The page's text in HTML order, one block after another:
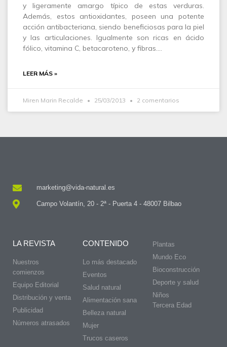
y ligeramente amargo típico de estas verduras.
Además, estos antioxidantes, poseen una potente
acción antibacteriana, siendo beneficiosas para la piel
y las articulaciones. Igualmente son ricas en ácido
fólico, vitamina C, betacaroteno, y fibras.…
LEER MÁS »
Miren Marin Recalde 25/03/2013 2 comentarios
marketing@vida-natural.es
Campo Volantín, 20 - 2ª - Puerta 4 - 48007 Bilbao
LA REVISTA
Nuestros
comienzos
Equipo Editorial
Distribución y venta
Publicidad
Números atrasados
CONTENIDO
Lo más destacado
Eventos
Salud natural
Alimentación sana
Belleza natural
Mujer
Trucos caseros
Plantas
Mundo Eco
Bioconstrucción
Deporte y salud
Niños
Tercera Edad